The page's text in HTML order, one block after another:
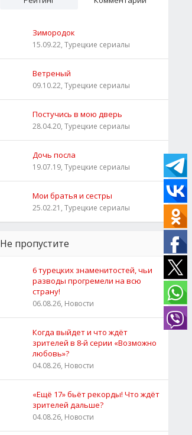
Зимородок
15.09.22, Турецкие сериалы
Ветреный
09.10.22, Турецкие сериалы
Постучись в мою дверь
28.04.20, Турецкие сериалы
Дочь посла
19.07.19, Турецкие сериалы
Мои братья и сестры
25.02.21, Турецкие сериалы
Не пропустите
6 турецких знаменитостей, чьи
разводы прогремели на всю
страну!
06.08.26, Новости
Когда выйдет и что ждёт
зрителей в 8-й серии «Возможно
любовь»?
04.08.26, Новости
«Ещё 17» бьёт рекорды! Что ждёт
зрителей дальше?
04.08.26, Новости